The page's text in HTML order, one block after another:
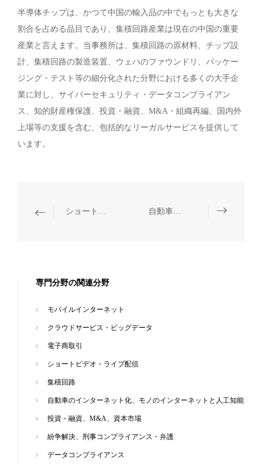
半導体チップは、かつて中国の輸入品の中でもっとも大きな
割合を占める品目であり、集積回路産業は現在の中国の重要
産業と言えます。当事務所は、集積回路の原材料、チップ設
計、集積回路の製造装置、ウェハのファウンドリ、パッケー
ジング・テスト等の細分化された分野における多くの大手企
業に対し、サイバーセキュリティ・データコンプライアン
ス、知的財産権保護、投資・融資、M&A・組織再編、国内外
上場等の支援を含む、包括的なリーガルサービスを提供して
います。
ショートビデオ・ライブ配信 自動車のインターネット化、モノのインターネットと人工知能
専門分野の関連分野
モバイルインターネット
クラウドサービス・ビッグデータ
電子商取引
ショートビデオ・ライブ配信
集積回路
自動車のインターネット化、モノのインターネットと人工知能
投資・融資、M&A、資本市場
紛争解決、刑事コンプライアンス・弁護
データコンプライアンス